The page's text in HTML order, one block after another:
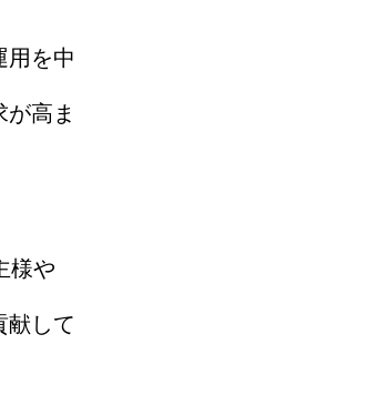
用を中
高ま
様や
献して